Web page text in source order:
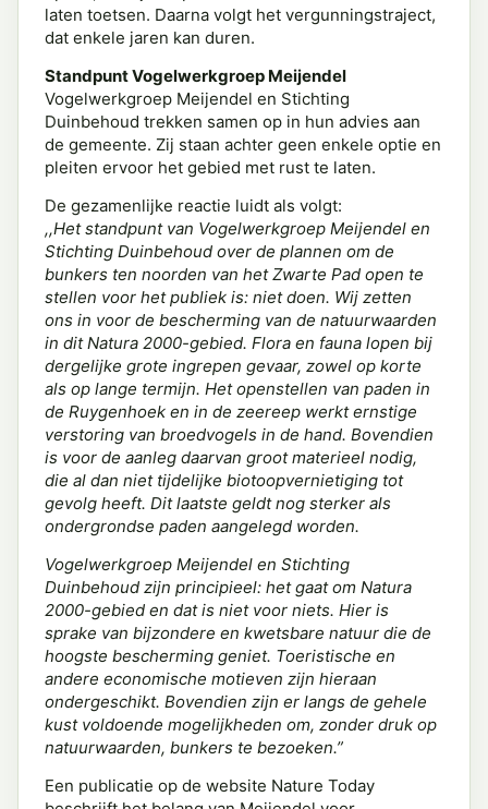
laten toetsen. Daarna volgt het vergunningstraject,
dat enkele jaren kan duren.
Standpunt Vogelwerkgroep Meijendel
Vogelwerkgroep Meijendel en Stichting
Duinbehoud trekken samen op in hun advies aan
de gemeente. Zij staan achter geen enkele optie en
pleiten ervoor het gebied met rust te laten.
De gezamenlijke reactie luidt als volgt:
,,Het standpunt van Vogelwerkgroep Meijendel en
Stichting Duinbehoud over de plannen om de
bunkers ten noorden van het Zwarte Pad open te
stellen voor het publiek is: niet doen. Wij zetten
ons in voor de bescherming van de natuurwaarden
in dit Natura 2000-gebied. Flora en fauna lopen bij
dergelijke grote ingrepen gevaar, zowel op korte
als op lange termijn. Het openstellen van paden in
de Ruygenhoek en in de zeereep werkt ernstige
verstoring van broedvogels in de hand. Bovendien
is voor de aanleg daarvan groot materieel nodig,
die al dan niet tijdelijke biotoopvernietiging tot
gevolg heeft. Dit laatste geldt nog sterker als
ondergrondse paden aangelegd worden.
Vogelwerkgroep Meijendel en Stichting
Duinbehoud zijn principieel: het gaat om Natura
2000-gebied en dat is niet voor niets. Hier is
sprake van bijzondere en kwetsbare natuur die de
hoogste bescherming geniet. Toeristische en
andere economische motieven zijn hieraan
ondergeschikt. Bovendien zijn er langs de gehele
kust voldoende mogelijkheden om, zonder druk op
natuurwaarden, bunkers te bezoeken.”
Een publicatie op de website Nature Today